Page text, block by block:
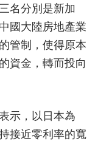
名分別是新加
國大陸房地產業
管制，使得原本
資金，轉而投向
示，以日本為
接近零利率的寬